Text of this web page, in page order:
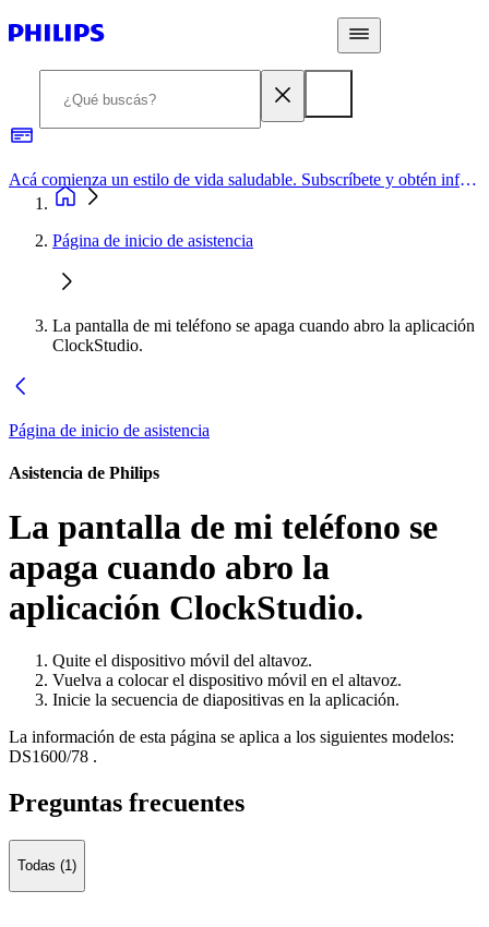
Acá comienza un estilo de vida saludable. Subscríbete y obtén información de primera mano
Página de inicio de asistencia
La pantalla de mi teléfono se apaga cuando abro la aplicación
ClockStudio.
Página de inicio de asistencia
Asistencia de Philips
La pantalla de mi teléfono se
apaga cuando abro la
aplicación ClockStudio.
Quite el dispositivo móvil del altavoz.
Vuelva a colocar el dispositivo móvil en el altavoz.
Inicie la secuencia de diapositivas en la aplicación.
La información de esta página se aplica a los siguientes modelos:
DS1600/78 .
Preguntas frecuentes
Todas (1)